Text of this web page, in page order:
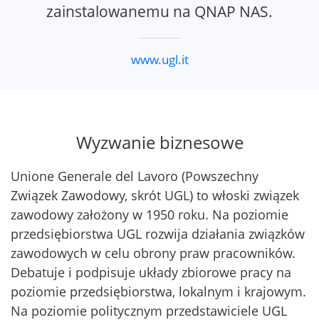
zainstalowanemu na QNAP NAS.
www.ugl.it
Wyzwanie biznesowe
Unione Generale del Lavoro (Powszechny
Związek Zawodowy, skrót UGL) to włoski związek
zawodowy założony w 1950 roku. Na poziomie
przedsiębiorstwa UGL rozwija działania związków
zawodowych w celu obrony praw pracowników.
Debatuje i podpisuje układy zbiorowe pracy na
poziomie przedsiębiorstwa, lokalnym i krajowym.
Na poziomie politycznym przedstawiciele UGL